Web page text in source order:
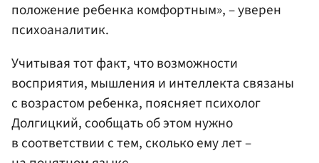
положение ребенка комфортным», – уверен
психоаналитик.
Учитывая тот факт, что возможности
восприятия, мышления и интеллекта связаны
с возрастом ребенка, поясняет психолог
Долгицкий, сообщать об этом нужно
в соответствии с тем, сколько ему лет –